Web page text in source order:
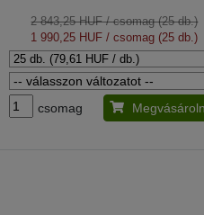
2 843,25 HUF/ csomag (25 db.)
1 990,25 HUF / csomag (25 db.)
csomag